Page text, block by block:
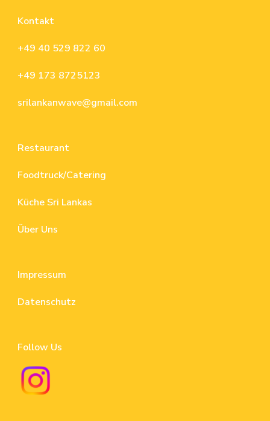
Kontakt
+49 40 529 822 60
+49 173 8725123
srilankanwave@gmail.com
Restaurant
Foodtruck/Catering
Küche Sri Lankas
Über Uns
Impressum
Datenschutz
Follow Us